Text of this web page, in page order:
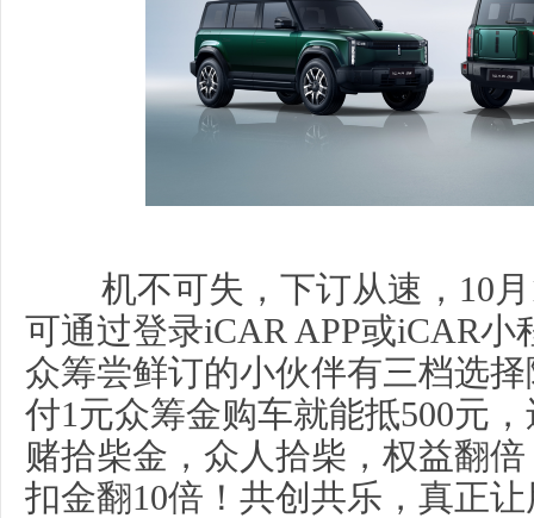
机不可失，下订从速，10月
可通过登录iCAR APP或iCAR小
众筹尝鲜订的小伙伴有三档选
付1元众筹金购车就能抵500元
赌拾柴金，众人拾柴，权益翻
扣金翻10倍！共创共乐，真正